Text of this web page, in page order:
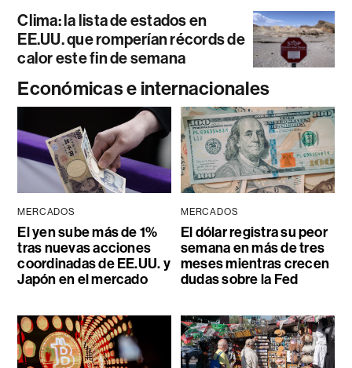
Clima: la lista de estados en
EE.UU. que romperían récords de
calor este fin de semana
Económicas e internacionales
MERCADOS
El yen sube más de 1%
tras nuevas acciones
coordinadas de EE.UU. y
Japón en el mercado
MERCADOS
El dólar registra su peor
semana en más de tres
meses mientras crecen
dudas sobre la Fed